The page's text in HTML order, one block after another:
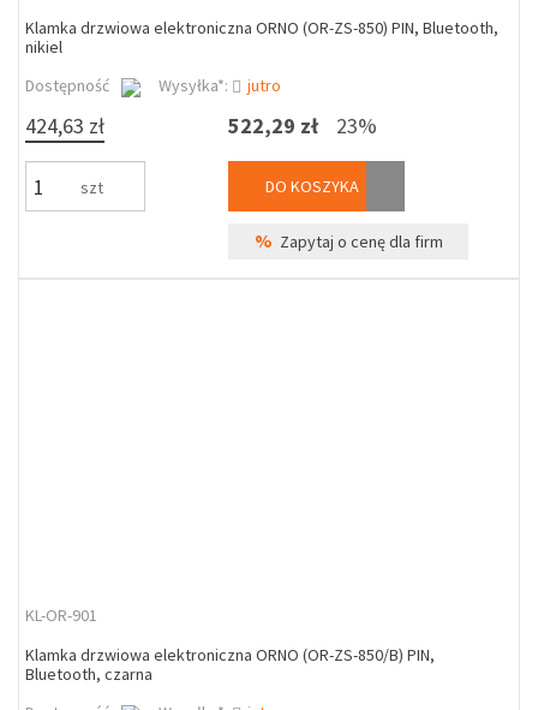
Klamka drzwiowa elektroniczna ORNO (OR-ZS-850) PIN, Bluetooth,
nikiel
Dostępność
Wysyłka*: jutro
424,63 zł
szt
522,29 zł 23%
DO KOSZYKA
% Zapytaj o cenę dla firm
KL-OR-901
Klamka drzwiowa elektroniczna ORNO (OR-ZS-850/B) PIN,
Bluetooth, czarna